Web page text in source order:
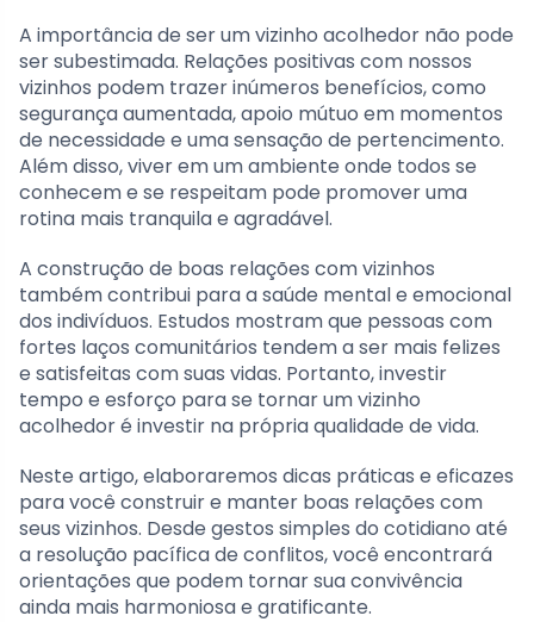
A importância de ser um vizinho acolhedor não pode
ser subestimada. Relações positivas com nossos
vizinhos podem trazer inúmeros benefícios, como
segurança aumentada, apoio mútuo em momentos
de necessidade e uma sensação de pertencimento.
Além disso, viver em um ambiente onde todos se
conhecem e se respeitam pode promover uma
rotina mais tranquila e agradável.
A construção de boas relações com vizinhos
também contribui para a saúde mental e emocional
dos indivíduos. Estudos mostram que pessoas com
fortes laços comunitários tendem a ser mais felizes
e satisfeitas com suas vidas. Portanto, investir
tempo e esforço para se tornar um vizinho
acolhedor é investir na própria qualidade de vida.
Neste artigo, elaboraremos dicas práticas e eficazes
para você construir e manter boas relações com
seus vizinhos. Desde gestos simples do cotidiano até
a resolução pacífica de conflitos, você encontrará
orientações que podem tornar sua convivência
ainda mais harmoniosa e gratificante.